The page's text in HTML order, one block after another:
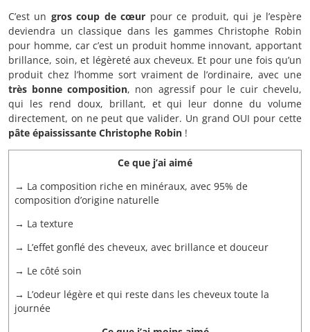
C’est un gros coup de cœur pour ce produit, qui je l’espère
deviendra un classique dans les gammes Christophe Robin
pour homme, car c’est un produit homme innovant, apportant
brillance, soin, et légèreté aux cheveux. Et pour une fois qu’un
produit chez l’homme sort vraiment de l’ordinaire, avec une
très bonne composition, non agressif pour le cuir chevelu,
qui les rend doux, brillant, et qui leur donne du volume
directement, on ne peut que valider. Un grand OUI pour cette
pâte épaississante Christophe Robin !
Ce que j’ai aimé
→ La composition riche en minéraux, avec 95% de
composition d’origine naturelle
→ La texture
→ L’effet gonflé des cheveux, avec brillance et douceur
→ Le côté soin
→ L’odeur légère et qui reste dans les cheveux toute la
journée